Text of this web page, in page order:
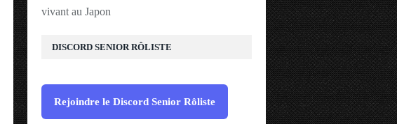
vivant au Japon
DISCORD SENIOR RÔLISTE
Rejoindre le Discord Senior Rôliste